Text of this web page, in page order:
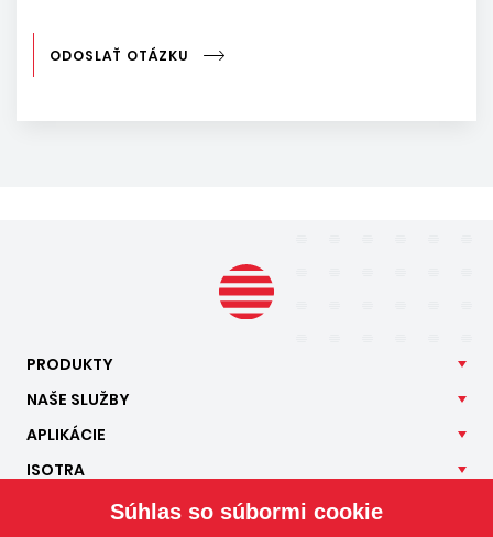
ODOSLAŤ OTÁZKU
PRODUKTY
NAŠE SLUŽBY
APLIKÁCIE
ISOTRA
Súhlas so súbormi cookie